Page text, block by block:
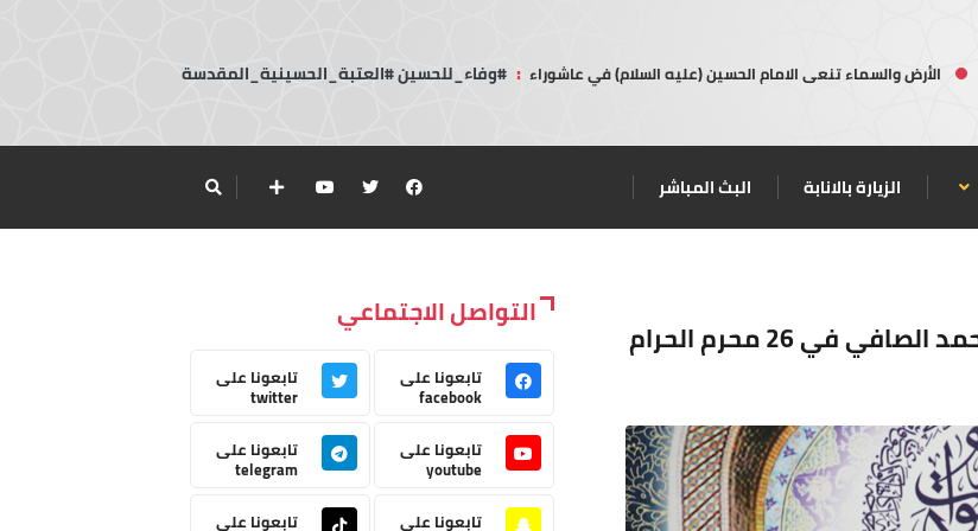
الأرض والسماء تنعى الامام الحسين (عليه السلام) في عاشوراء : #وفاء_للحسين #العتبة_الحسينية_المقدسة
الزيارة بالانابة البث المباشر
الخطبة الثانية لصلاة الجمعة بإمامة السيد احمد الصافي في 26 محرم الحرام
التواصل الاجتماعي
تابعونا على
facebook
تابعونا على
twitter
تابعونا على
youtube
تابعونا على
telegram
تابعونا على
تابعونا على